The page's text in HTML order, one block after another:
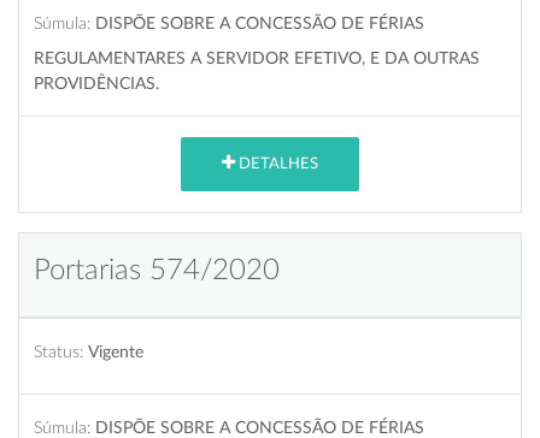
Súmula: DISPÕE SOBRE A CONCESSÃO DE FÉRIAS
REGULAMENTARES A SERVIDOR EFETIVO, E DA OUTRAS
PROVIDÊNCIAS.
DETALHES
Portarias 574/2020
Status: Vigente
Súmula: DISPÕE SOBRE A CONCESSÃO DE FÉRIAS